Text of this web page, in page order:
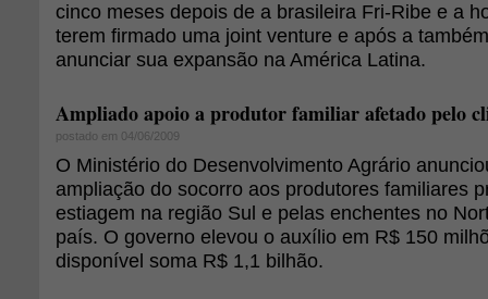
cinco meses depois de a brasileira Fri-Ribe e a
terem firmado uma joint venture e após a
anunciar sua expansão na América Latina.
Ampliado apoio a produtor familiar afetado pelo
postado em 04/06/2009
O Ministério do Desenvolvimento Agrário
ampliação do socorro aos produtores familiares
estiagem na região Sul e pelas enchentes no
país. O governo elevou o auxílio em R$ 150
disponível soma R$ 1,1 bilhão.